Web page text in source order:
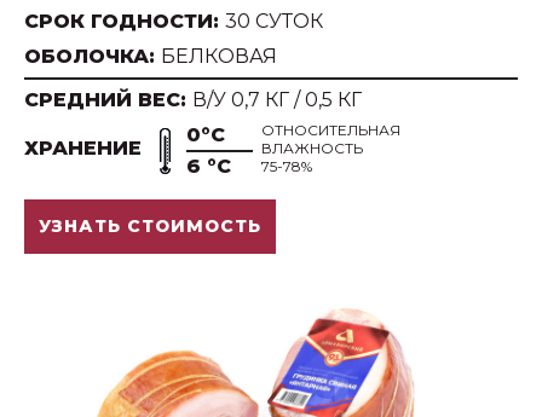
СРОК ГОДНОСТИ: 30 СУТОК
ОБОЛОЧКА: БЕЛКОВАЯ
СРЕДНИЙ ВЕС: В/У 0,7 КГ / 0,5 КГ
ХРАНЕНИЕ
0°С
6 °С
ОТНОСИТЕЛЬНАЯ
ВЛАЖНОСТЬ
75-78%
УЗНАТЬ СТОИМОСТЬ